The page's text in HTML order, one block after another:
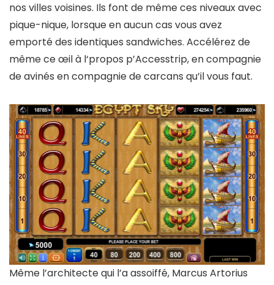
nos villes voisines. Ils font de même ces niveaux avec
pique-nique, lorsque en aucun cas vous avez
emporté des identiques sandwiches. Accélérez de
même ce œil à l‘propos p’Accesstrip, en compagnie
de avinés en compagnie de carcans qu’il vous faut.
Même l’architecte qui l’a assoiffé, Marcus Artorius